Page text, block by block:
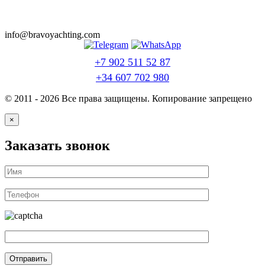
info@bravoyachting.com
+7 902 511 52 87
+34 607 702 980
© 2011 - 2026 Все права защищены. Копирование запрещено
×
Заказать звонок